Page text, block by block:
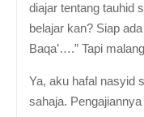
diajar tentang tauhid
belajar kan? Siap
Baqa’….” Tapi
Ya, aku hafal nasyid
sahaja.